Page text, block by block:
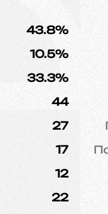
43.8%
10.5%
33.3%
44
27
17
12
22